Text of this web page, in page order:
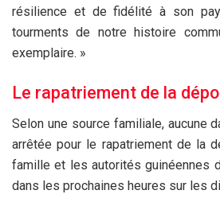
résilience et de fidélité à son
tourments de notre histoire
exemplaire. »
Le rapatriement de la
Selon une source familiale, aucune
arrêtée pour le rapatriement de la
famille et les autorités guinéennes
dans les prochaines heures sur les